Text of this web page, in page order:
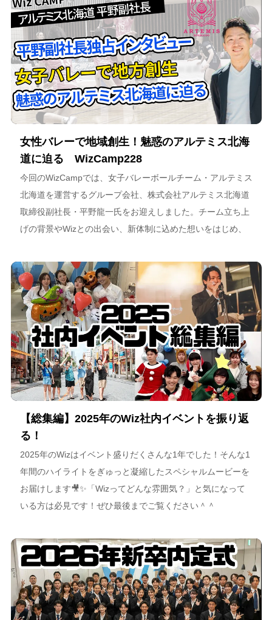
女性バレーで地域創生！魅惑のアルテミス北海
道に迫る WizCamp228
今回のWizCampでは、女子バレーボールチーム・アルテミス
北海道を運営するグループ会社、株式会社アルテミス北海道
取締役副社長・平野龍一氏をお迎えしました。チーム立ち上
げの背景やWizとの出会い、新体制に込めた想いをはじめ、
海道が描く今後のビジョンについて語っています。
【総集編】2025年のWiz社内イベントを振り返
る！
2025年のWizはイベント盛りだくさんな1年でした！そんな1
年間のハイライトをぎゅっと凝縮したスペシャルムービーを
お届けします🎥✨「Wizってどんな雰囲気？」と気になって
いる方は必見です！ぜひ最後までご覧ください＾＾